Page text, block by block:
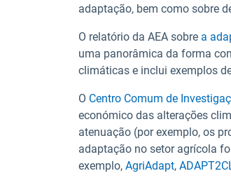
adaptação, bem como sobre
O relatório da AEA sobre a
uma panorâmica da forma
climáticas e inclui exemplos
O Centro Comum de
económico das alterações
atenuação (por exemplo, os
adaptação no setor agrícola
exemplo, AgriAdapt,